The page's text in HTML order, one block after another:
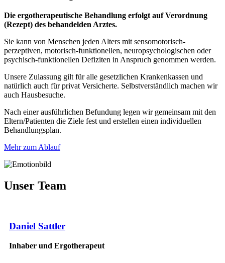
Die ergotherapeutische Behandlung erfolgt auf Verordnung
(Rezept) des behandelden Arztes.
Sie kann von Menschen jeden Alters mit sensomotorisch-
perzeptiven, motorisch-funktionellen, neuropsychologischen oder
psychisch-funktionellen Defiziten in Anspruch genommen werden.
Unsere Zulassung gilt für alle gesetzlichen Krankenkassen und
natürlich auch für privat Versicherte. Selbstverständlich machen wir
auch Hausbesuche.
Nach einer ausführlichen Befundung legen wir gemeinsam mit den
Eltern/Patienten die Ziele fest und erstellen einen individuellen
Behandlungsplan.
Mehr zum Ablauf
Unser Team
Daniel Sattler
Inhaber und Ergotherapeut